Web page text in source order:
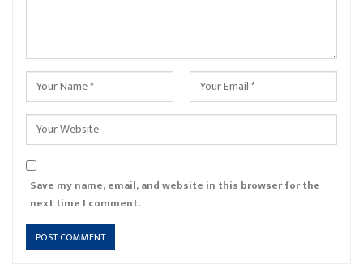
Save my name, email, and website in this browser for the
next time I comment.